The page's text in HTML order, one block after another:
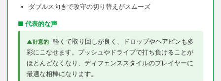
ダブルス向きで攻守の切り替えがスムーズ
■ 代表的な声
▲好意的 軽くて取り回しが良く、ドロップやヘアピンも多
彩にこなせます。プッシュやドライブで打ち負けることが
ほとんどなくなり、ディフェンススタイルのプレイヤーに
最適な相棒になります。